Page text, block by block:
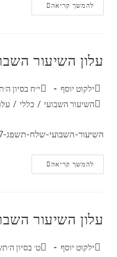
להמשך קריאה
עלון השיעור
ילקוט יוסף
י״ח בסיון ה׳תשפ״ג
השיעור השבועי / כללי /
השיעור-השבועי-שלח-תשפג-397הורד
להמשך קריאה
עלון השיעור
ילקוט יוסף
ט׳ בסיון ה׳תשפ״ג